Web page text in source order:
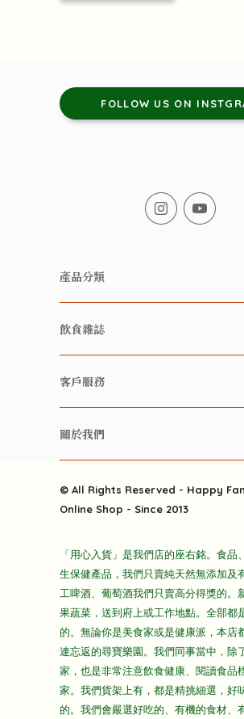
FOLLOW US ON
產品分類
有機/無農藥新鮮蔬果
有機 / 無添加飲品
養生保健好東西
酒類
雜貨部
折上折大特價
主頁
飲食雜誌
快樂家庭 飲食雜誌
雲南搜食記
粒粒皆辛苦
快樂電視台
客戶服務
常見問題
關於我們
送貨
隱私政策
© All Rights Reserved - Happy
Online Shop - Since 2013
「用心入貨」是我們店的座右銘。食品
生保健產品，我們只賣純天然無添加及
工啤酒、葡萄酒我們只賣高分得獎的。
果蔬菜，送到府上或工作地點。全部都
的。無論你是美食家或是健康派，本店
連忘返的尋寶樂園。我們同事當中，除
家，也是非常注意飲食健康、閱讀食品
家。我們貨架上有，都是精挑細選，好
的。我們會嚴選好吃的、有機的食材、